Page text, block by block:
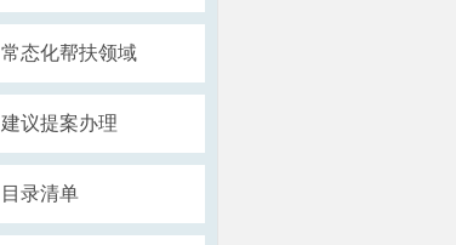
常态化帮扶领域
建议提案办理
目录清单